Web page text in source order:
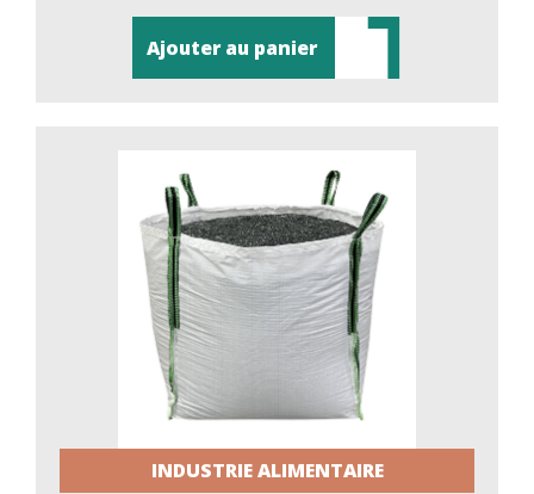
Ajouter au panier
INDUSTRIE ALIMENTAIRE